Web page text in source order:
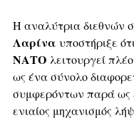
Η αναλύτρια διεθνών
Λαρίνα υποστήριξε
ΝΑΤΟ λειτουργεί
ως ένα σύνολο
συμφερόντων παρά ως
ενιαίος μηχανισμός